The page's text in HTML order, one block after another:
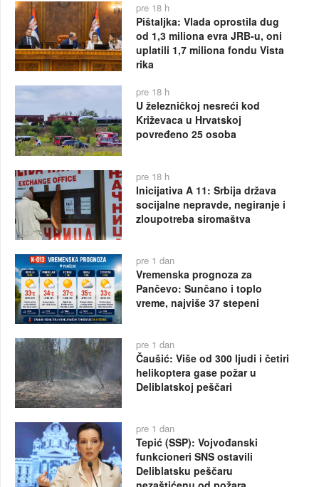
pre 18 h
Pištaljka: Vlada oprostila dug
od 1,3 miliona evra JRB-u, oni
uplatili 1,7 miliona fondu Vista
rika
pre 18 h
U železničkoj nesreći kod
Križevaca u Hrvatskoj
povređeno 25 osoba
pre 18 h
Inicijativa A 11: Srbija država
socijalne nepravde, negiranje i
zloupotreba siromaštva
pre 1 dan
Vremenska prognoza za
Pančevo: Sunčano i toplo
vreme, najviše 37 stepeni
pre 1 dan
Čaušić: Više od 300 ljudi i četiri
helikoptera gase požar u
Deliblatskoj peščari
pre 1 dan
Tepić (SSP): Vojvođanski
funkcioneri SNS ostavili
Deliblatsku peščaru